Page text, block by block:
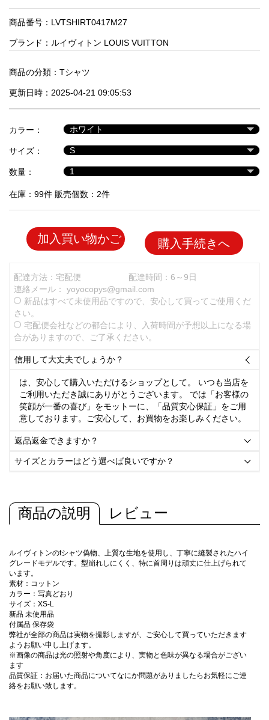
人
気
商
セ
ル
品
商品番号：LVTSHIRT0417M27
ブランド： ルイヴィトン LOUIS VUITTON
商品の分類： Tシャツ
更新日時：2025-04-21 09:05:53
カラー：
サイズ：
数量：
在庫：99件 販売個数：2件
加入買い物かご 購入手続きへ
配達方法：宅配便
配達時間：6～9日
連絡メール： yoyocopys@gmail.com
新品はすべて未使用品ですので、安心して買ってご使用くだ
さい。
宅配便会社などの都合により、入荷時間が予想以上になる場
合がありますので、ご了承ください。
信用して大丈夫でしょうか？ 
は、安心して購入いただけるショップとして。 いつも当店を
ご利用いただき誠にありがとうございます。 では「お客様の
笑顔が一番の喜び」をモットーに、「品質安心保証」をご用
意しております。ご安心して、お買物をお楽しみください。
返品返金できますか？ 
サイズとカラーはどう選べば良いですか？ 
商品の説明 レビュー
ルイヴィトンのtシャツ偽物、上質な生地を使用し、丁寧に縫製されたハイ
グレードモデルです。型崩れしにくく、特に首周りは頑丈に仕上げられて
います。
素材：コットン
カラー：写真どおり
サイズ：XS-L
新品 未使用品
付属品 保存袋
弊社が全部の商品は実物を撮影しますが、ご安心して買っていただきます
ようお願い申し上げます。
※画像の商品は光の照射や角度により、実物と色味が異なる場合がござい
ます
品質保証：お届いた商品についてなにか問題がありましたらお気軽にご連
絡をお願い致します。